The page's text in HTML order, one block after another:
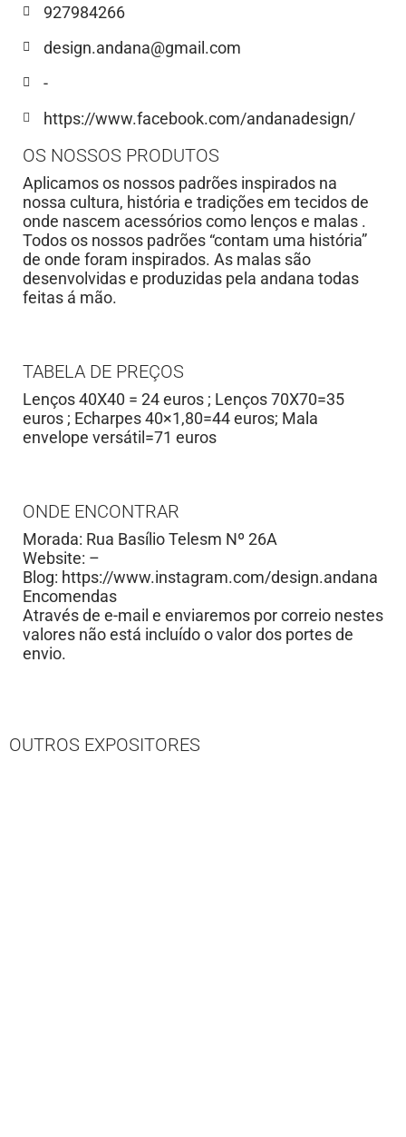
927984266
design.andana@gmail.com
-
https://www.facebook.com/andanadesign/
OS NOSSOS PRODUTOS
Aplicamos os nossos padrões inspirados na
nossa cultura, história e tradições em tecidos de
onde nascem acessórios como lenços e malas .
Todos os nossos padrões “contam uma história”
de onde foram inspirados. As malas são
desenvolvidas e produzidas pela andana todas
feitas á mão.
TABELA DE PREÇOS
Lenços 40X40 = 24 euros ; Lenços 70X70=35
euros ; Echarpes 40×1,80=44 euros; Mala
envelope versátil=71 euros
ONDE ENCONTRAR
Morada: Rua Basílio Telesm Nº 26A
Website: –
Blog: https://www.instagram.com/design.andana
Encomendas
Através de e-mail e enviaremos por correio nestes
valores não está incluído o valor dos portes de
envio.
OUTROS EXPOSITORES